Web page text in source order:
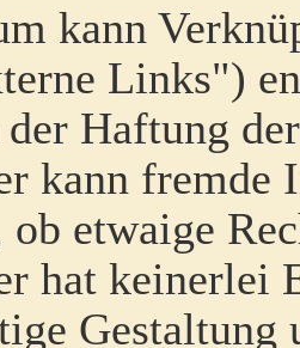
kann
Links")
Haftung
kann fremde
etwaige
hat keinerlei
Gestaltung